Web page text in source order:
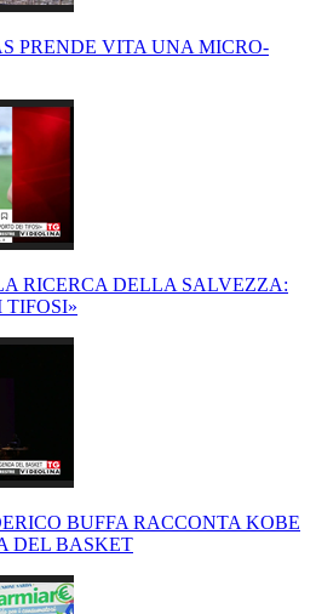
PRENDE VITA UNA MICRO-
RICERCA DELLA SALVEZZA:
TIFOSI»
BUFFA RACCONTA KOBE
DEL BASKET